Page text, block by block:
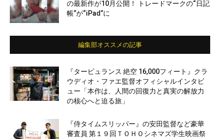
の最新作が10月公開！ トレードマークの“日記
帳”が“iPad”に
編集部オススメの記事
『タービュランス 絶空 16,000フィート』クラ
ウディオ・ファエ監督オフィシャルインタビ
ュー「本作は、人間の回復力と真実の解放力
の核心へと迫る旅」
『侍タイムスリッパー』の安田監督など豪華
審査員 第１９回ＴＯＨＯシネマズ学生映画祭